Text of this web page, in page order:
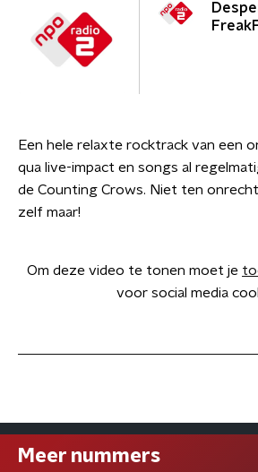
Een hele relaxte rocktrack van een
qua live-impact en songs al
de Counting Crows. Niet ten
zelf maar!
Om deze video te tonen moet je
voor social media
Meer nummers